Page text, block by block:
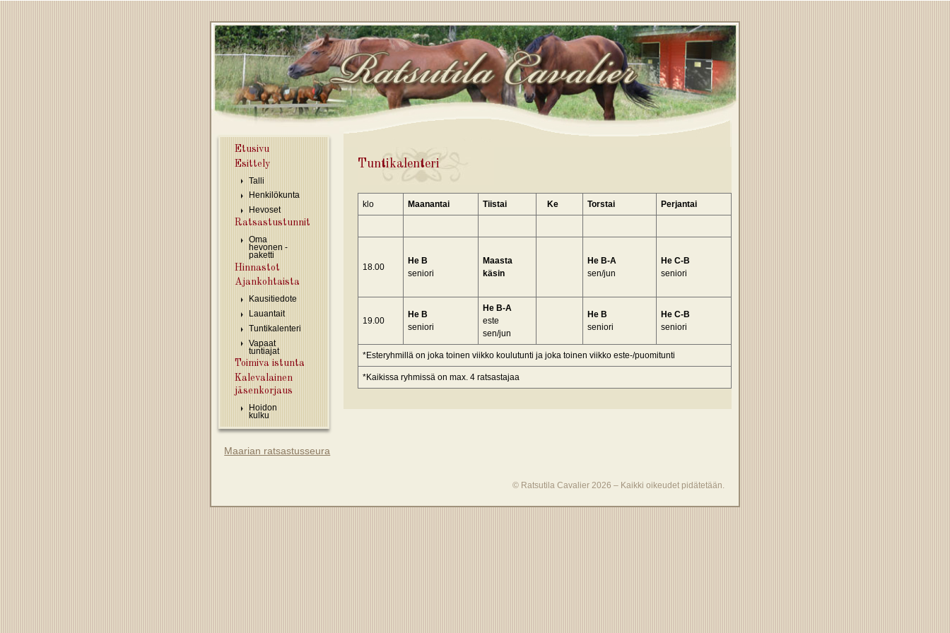
Etusivu
Esittely
Talli
Henkilökunta
Hevoset
Ratsastustunnit
Oma
hevonen -
paketti
Hinnastot
Ajankohtaista
Kausitiedote
Lauantait
Tuntikalenteri
Vapaat
tuntiajat
Toimiva istunta
Kalevalainen
jäsenkorjaus
Hoidon
kulku
Maarian ratsastusseura
Tuntikalenteri
klo Maanantai Tiistai Ke Torstai Perjantai
18.00
He B
seniori
Maasta
käsin
He B-A
sen/jun
He C-B
seniori
19.00
He B
seniori
He B-A
este
sen/jun
He B
seniori
He C-B
seniori
*Esteryhmillä on joka toinen viikko koulutunti ja joka toinen viikko este-/puomitunti
*Kaikissa ryhmissä on max. 4 ratsastajaa
© Ratsutila Cavalier 2026 – Kaikki oikeudet pidätetään.